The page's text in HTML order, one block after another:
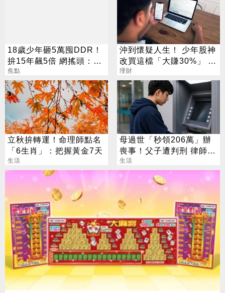
18歲少年砸5萬囤DDR！
拚15年飆5倍 網搖頭：會
報廢
焦點
沖到懷疑人生！ 少年股神
改買這檔「大賺30%」 網
讚：打不贏就加入
理財
立秋拚轉運！命理師點名
「6生肖」：把握黃金7天
生活
母過世「秒領206萬」辦
喪事！父子遭判刑 律師：
搶錢先下手是罪
生活